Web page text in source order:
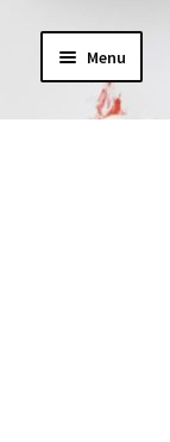
Menu